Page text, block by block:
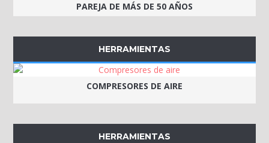
PAREJA DE MÁS DE 50 AÑOS
HERRAMIENTAS
COMPRESORES DE AIRE
HERRAMIENTAS